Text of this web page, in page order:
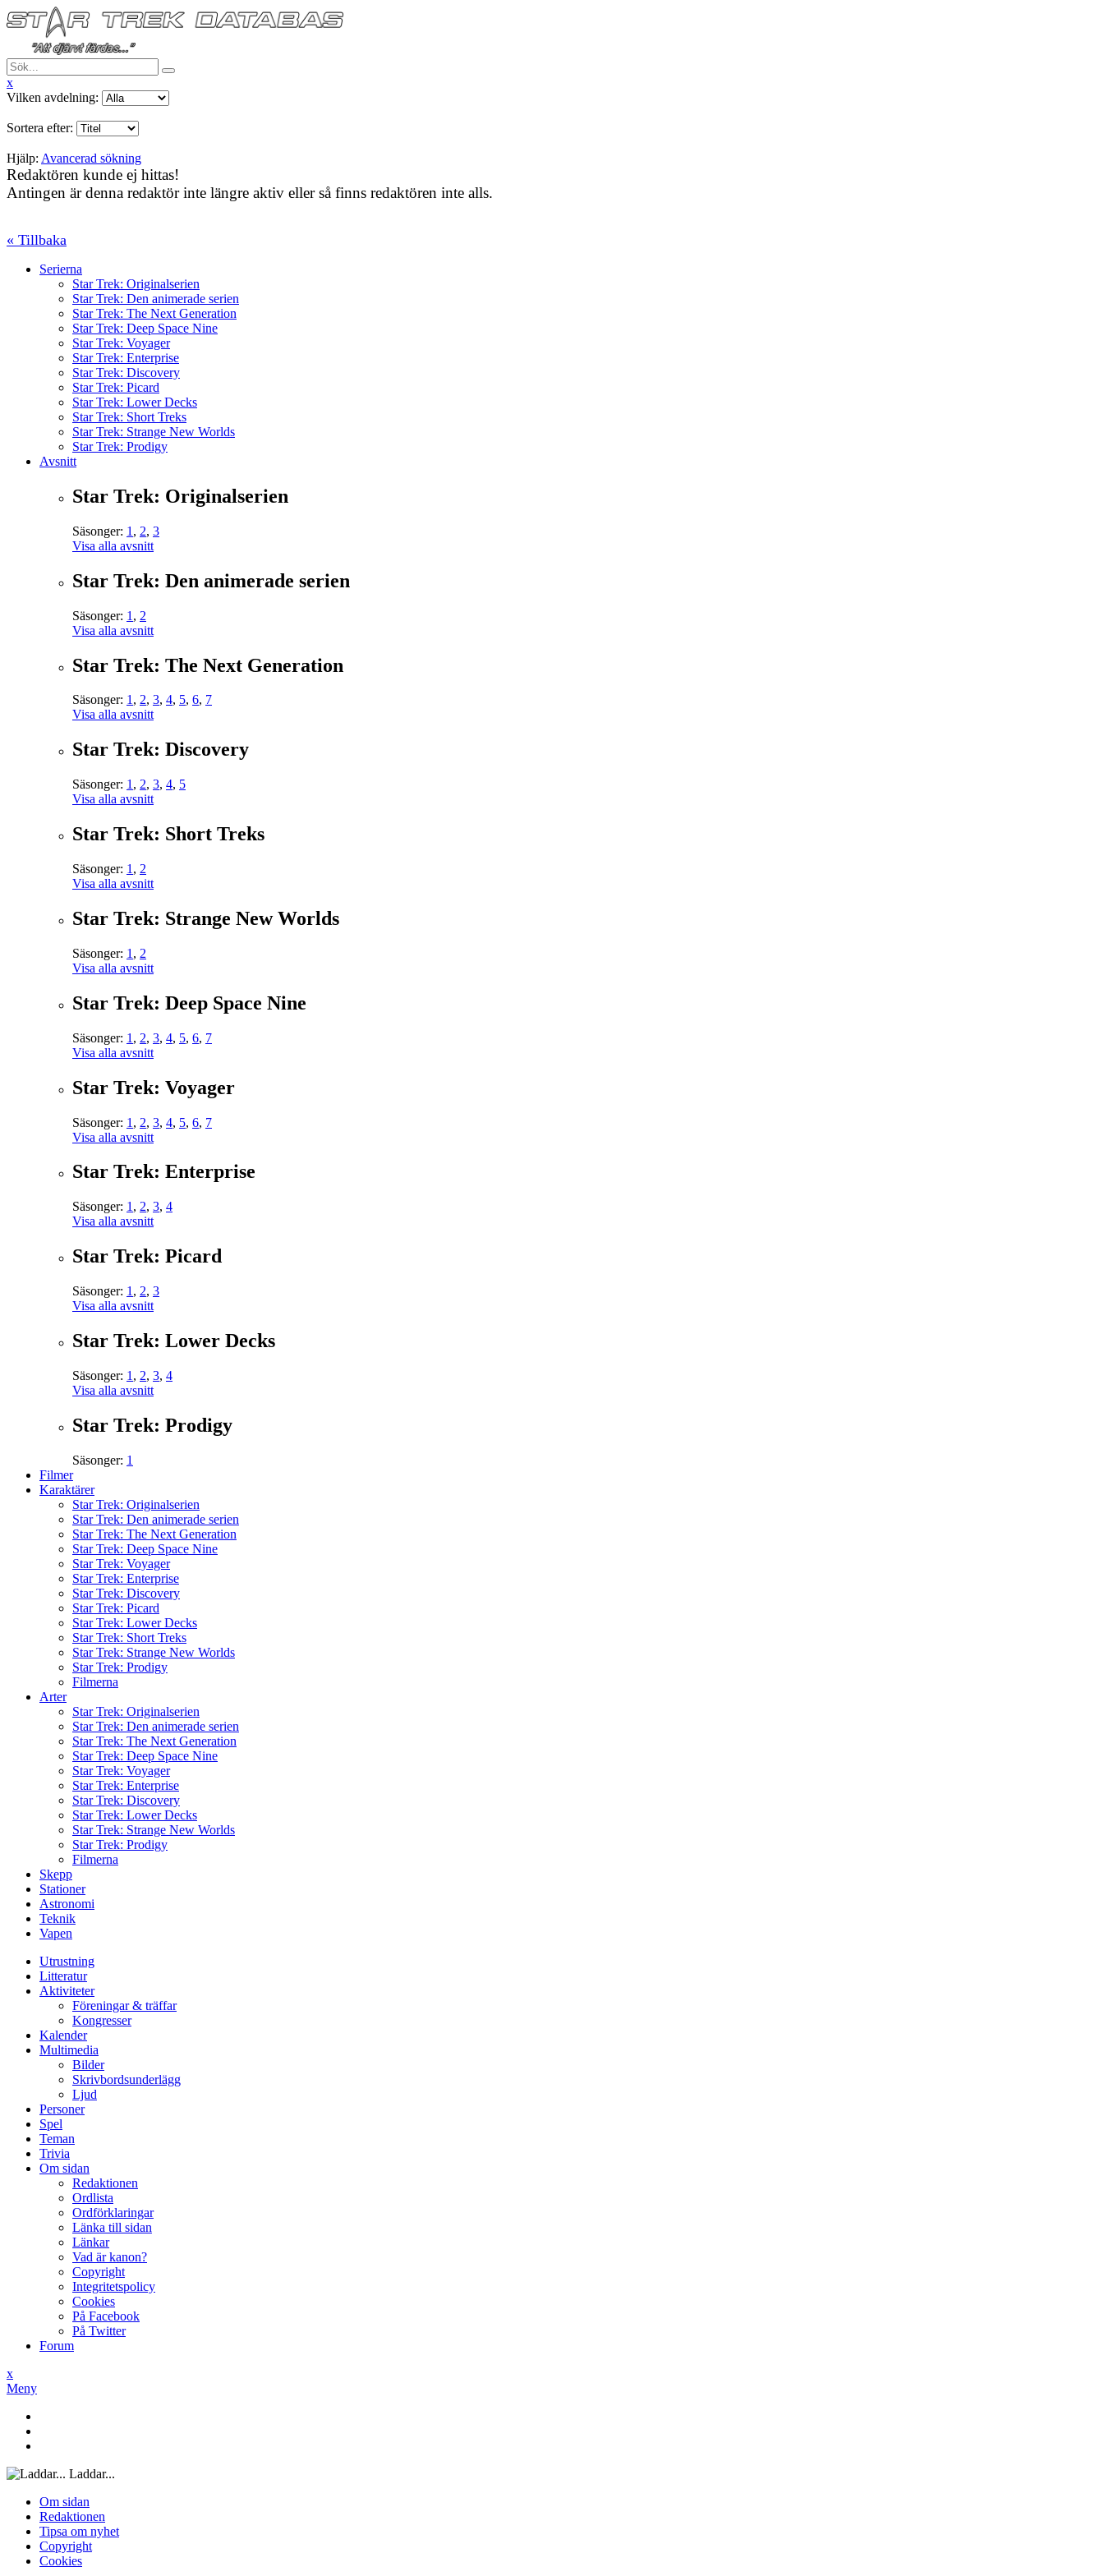
x
Vilken avdelning:
Sortera efter:
Hjälp: Avancerad sökning
Redaktören kunde ej hittas!
Antingen är denna redaktör inte längre aktiv eller så finns redaktören inte alls.
« Tillbaka
Serierna
Star Trek: Originalserien
Star Trek: Den animerade serien
Star Trek: The Next Generation
Star Trek: Deep Space Nine
Star Trek: Voyager
Star Trek: Enterprise
Star Trek: Discovery
Star Trek: Picard
Star Trek: Lower Decks
Star Trek: Short Treks
Star Trek: Strange New Worlds
Star Trek: Prodigy
Avsnitt
Star Trek: Originalserien
Säsonger: 1 , 2, 3
Visa alla avsnitt
Star Trek: Den animerade serien
Säsonger: 1 , 2
Visa alla avsnitt
Star Trek: The Next Generation
Säsonger: 1, 2, 3, 4, 5, 6, 7
Visa alla avsnitt
Star Trek: Discovery
Säsonger: 1 , 2, 3, 4, 5
Visa alla avsnitt
Star Trek: Short Treks
Säsonger: 1 , 2
Visa alla avsnitt
Star Trek: Strange New Worlds
Säsonger: 1 , 2
Visa alla avsnitt
Star Trek: Deep Space Nine
Säsonger: 1 , 2, 3, 4, 5, 6, 7
Visa alla avsnitt
Star Trek: Voyager
Säsonger: 1 , 2, 3, 4, 5, 6, 7
Visa alla avsnitt
Star Trek: Enterprise
Säsonger: 1 , 2, 3, 4
Visa alla avsnitt
Star Trek: Picard
Säsonger: 1 , 2, 3
Visa alla avsnitt
Star Trek: Lower Decks
Säsonger: 1 , 2, 3, 4
Visa alla avsnitt
Star Trek: Prodigy
Säsonger: 1
Filmer
Karaktärer
Star Trek: Originalserien
Star Trek: Den animerade serien
Star Trek: The Next Generation
Star Trek: Deep Space Nine
Star Trek: Voyager
Star Trek: Enterprise
Star Trek: Discovery
Star Trek: Picard
Star Trek: Lower Decks
Star Trek: Short Treks
Star Trek: Strange New Worlds
Star Trek: Prodigy
Filmerna
Arter
Star Trek: Originalserien
Star Trek: Den animerade serien
Star Trek: The Next Generation
Star Trek: Deep Space Nine
Star Trek: Voyager
Star Trek: Enterprise
Star Trek: Discovery
Star Trek: Lower Decks
Star Trek: Strange New Worlds
Star Trek: Prodigy
Filmerna
Skepp
Stationer
Astronomi
Teknik
Vapen
Utrustning
Litteratur
Aktiviteter
Föreningar & träffar
Kongresser
Kalender
Multimedia
Bilder
Skrivbordsunderlägg
Ljud
Personer
Spel
Teman
Trivia
Om sidan
Redaktionen
Ordlista
Ordförklaringar
Länka till sidan
Länkar
Vad är kanon?
Copyright
Integritetspolicy
Cookies
På Facebook
På Twitter
Forum
x
Meny
Laddar...
Om sidan
Redaktionen
Tipsa om nyhet
Copyright
Cookies